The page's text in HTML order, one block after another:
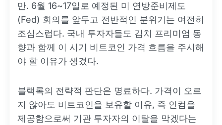
만. 6월 16~17일로 예정된 미 연방준비제도
(Fed) 회의를 앞두고 전반적인 분위기는 여전히
조심스럽다. 국내 투자자들도 김치 프리미엄 동
향과 함께 이 시기 비트코인 가격 흐름을 주시해
야 할 이유가 생겼다.
블랙록의 전략적 판단은 명료하다. 가격이 오르
지 않아도 비트코인을 보유할 이유, 즉 인컴을
제공함으로써 기관 투자자의 이탈을 막겠다는